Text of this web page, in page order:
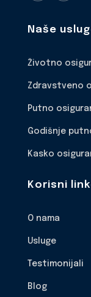
Naše
Životno
Zdravstveno
Putno
Godišnje
Kasko
Korisni
O nama
Usluge
Testimonijali
Blog